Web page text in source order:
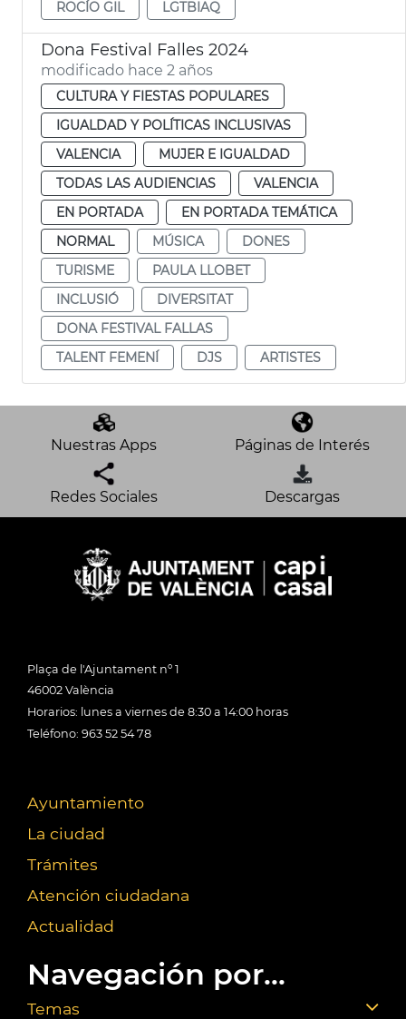
ROCÍO GIL
LGTBIAQ
Dona Festival Falles 2024
modificado hace 2 años
CULTURA Y FIESTAS POPULARES
IGUALDAD Y POLÍTICAS INCLUSIVAS
VALENCIA
MUJER E IGUALDAD
TODAS LAS AUDIENCIAS
VALENCIA
EN PORTADA
EN PORTADA TEMÁTICA
NORMAL
MÚSICA
DONES
TURISME
PAULA LLOBET
INCLUSIÓ
DIVERSITAT
DONA FESTIVAL FALLAS
TALENT FEMENÍ
DJS ARTISTES
Nuestras Apps Páginas de Interés
Redes Sociales Descargas
Plaça de l'Ajuntament nº 1
46002 València
Horarios: lunes a viernes de 8:30 a 14:00 horas
Teléfono: 963 52 54 78
Ayuntamiento
La ciudad
Trámites
Atención ciudadana
Actualidad
Navegación por...
Temas